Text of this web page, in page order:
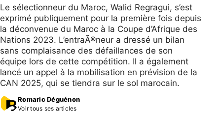
Le sélectionneur du Maroc, Walid Regragui, s’est
exprimé publiquement pour la première fois depuis
la déconvenue du Maroc à la Coupe d’Afrique des
Nations 2023. L’entraÃ®neur a dressé un bilan
sans complaisance des défaillances de son
équipe lors de cette compétition. Il a également
lancé un appel à la mobilisation en prévision de la
CAN 2025, qui se tiendra sur le sol marocain.
Romaric Déguénon
Voir tous ses articles